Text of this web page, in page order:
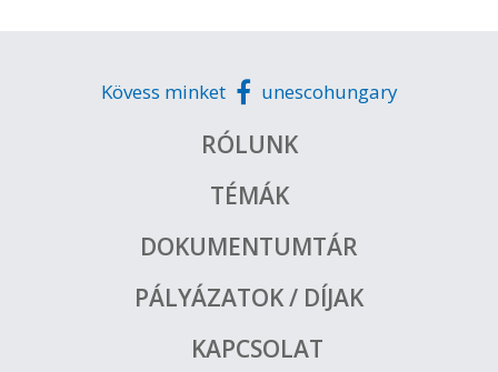
Kövess minket unescohungary
RÓLUNK
TÉMÁK
DOKUMENTUMTÁR
PÁLYÁZATOK / DÍJAK
KAPCSOLAT